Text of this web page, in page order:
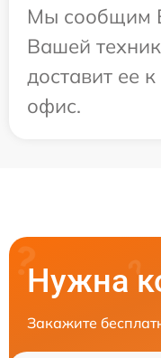
Мы сообщим
Вашей
доставит ее
офис.
Нужна
Закажите